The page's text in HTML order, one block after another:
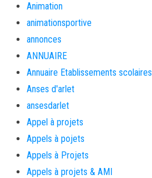
Animation
animationsportive
annonces
ANNUAIRE
Annuaire Etablissements scolaires
Anses d'arlet
ansesdarlet
Appel à projets
Appels à pojets
Appels à Projets
Appels à projets & AMI